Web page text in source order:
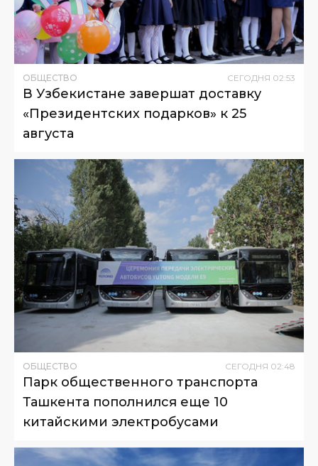
ОБЩЕСТВО СЕГОДНЯ 02:53
В Узбекистане завершат доставку
«Президентских подарков» к 25
августа
ОБЩЕСТВО СЕГОДНЯ 02:48
Парк общественного транспорта
Ташкента пополнился еще 10
китайскими электробусами